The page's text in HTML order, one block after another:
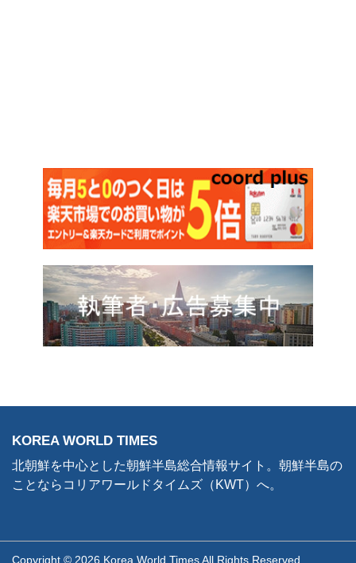
KOREA WORLD TIMES
北朝鮮を中心とした朝鮮半島総合情報サイト。朝鮮半島の
ことならコリアワールドタイムズ（KWT）へ。
Copyright © 2026 Korea World Times All Rights Reserved